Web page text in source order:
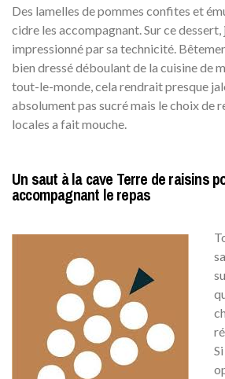
Des lamelles de pommes confites et
cidre les accompagnant. Sur ce dessert,
impressionné par sa technicité.
bien dressé déboulant de la cuisine de
tout-le-monde, cela rendrait presque
absolument pas sucré mais le choix de
locales a fait mouche.
Un saut à la cave Terre de raisins
accompagnant le repas